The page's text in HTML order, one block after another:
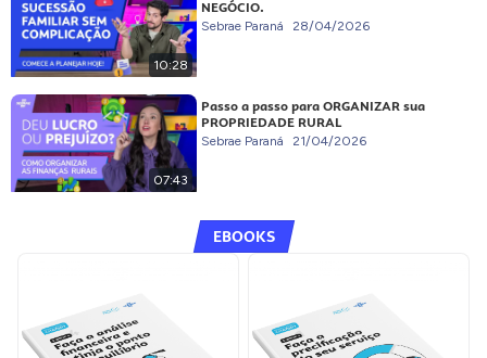
10:28
NEGÓCIO.
Sebrae Paraná 28/04/2026
07:43
Passo a passo para ORGANIZAR sua
PROPRIEDADE RURAL
Sebrae Paraná 21/04/2026
EBOOKS